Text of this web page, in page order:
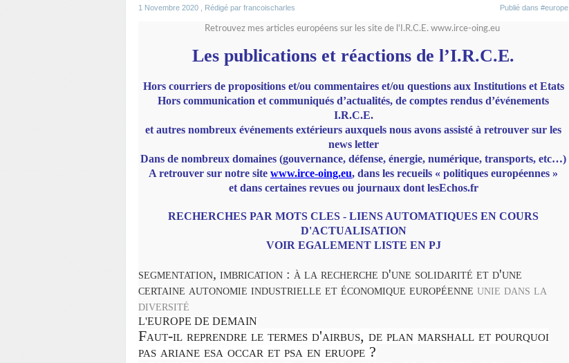
1 Novembre 2020 , Rédigé par francoischarles Publié dans #europe
Retrouvez mes articles européens sur les site de l'I.R.C.E. www.irce-oing.eu
Les publications et réactions de l’I.R.C.E.
Hors courriers de propositions et/ou commentaires et/ou questions aux Institutions et Etats
Hors communication et communiqués d’actualités, de comptes rendus d’événements
I.R.C.E.
et autres nombreux événements extérieurs auxquels nous avons assisté à retrouver sur les
news letter
Dans de nombreux domaines (gouvernance, défense, énergie, numérique, transports, etc…)
A retrouver sur notre site www.irce-oing.eu, dans les recueils « politiques européennes »
et dans certaines revues ou journaux dont lesEchos.fr
RECHERCHES PAR MOTS CLES - LIENS AUTOMATIQUES EN COURS
D'ACTUALISATION
VOIR EGALEMENT LISTE EN PJ
segmentation, imbrication : à la recherche d'une solidarité et d'une
certaine autonomie industrielle et économique européenne unie dans la
diversité
L'EUROPE DE DEMAIN
Faut-il reprendre le termes d'airbus, de plan marshall et pourquoi
pas ariane esa occar et psa en eruope ?